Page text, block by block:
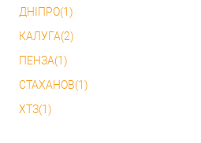
ДНІПРО(1)
КАЛУГА(2)
ПЕНЗА(1)
СТАХАНОВ(1)
ХТЗ(1)